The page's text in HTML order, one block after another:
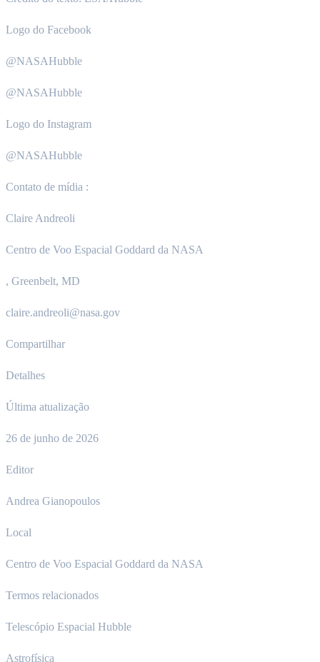
Logo do Facebook
@NASAHubble
@NASAHubble
Logo do Instagram
@NASAHubble
Contato de mídia :
Claire Andreoli
Centro de Voo Espacial Goddard da NASA
, Greenbelt, MD
claire.andreoli@nasa.gov
Compartilhar
Detalhes
Última atualização
26 de junho de 2026
Editor
Andrea Gianopoulos
Local
Centro de Voo Espacial Goddard da NASA
Termos relacionados
Telescópio Espacial Hubble
Astrofísica